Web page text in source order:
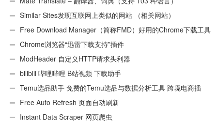
Similar Sites发现互联网上类似的网站 （相关网站）
Free Download Manager（简称FMD）好用的Chrome下载工具
插件Chrome浏览器“迅雷下载支持”插件
ModHeader 自定义HTTP请求头利器
bilibili 哔哩哔哩 B站视频 下载助手
Temu选品助手 免费的Temu选品与数据分析工具 跨境电商插
件 Free Auto Refresh 页面自动刷新
Instant Data Scraper 网页爬虫